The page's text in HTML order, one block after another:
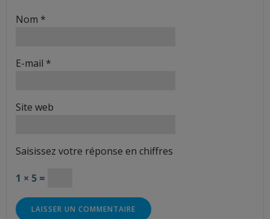
Nom *
E-mail *
Site web
Saisissez votre réponse en chiffres
1 × 5 =